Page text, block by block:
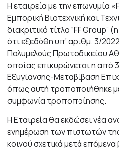
Η εταιρεία με την επωνυμία
Εμπορική Βιοτεχνική και
διακριτικό τίτλο “FF Group”
ότι εξεδόθη υπ’ αριθμ. 3/
Πολυμελούς Πρωτοδικείου
οποίας επικυρώνεται η από
Εξυγίανσης-Μεταβίβαση
όπως αυτή τροποποιήθηκε
συμφωνία τροποποίησης.
Η Εταιρεία θα εκδώσει νέα
ενημέρωση των πιστωτών
κοινού σχετικά μετά